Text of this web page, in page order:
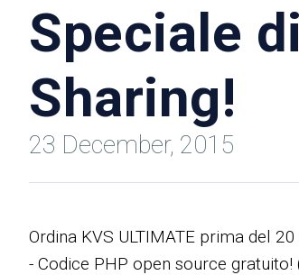
Speciale
Sharing!
23 December, 2015
Ordina KVS ULTIMATE prima del
- Codice PHP open source